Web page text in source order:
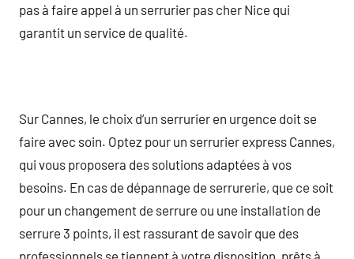
pas à faire appel à un serrurier pas cher Nice qui
garantit un service de qualité.
Sur Cannes, le choix d’un serrurier en urgence doit se
faire avec soin. Optez pour un serrurier express Cannes,
qui vous proposera des solutions adaptées à vos
besoins. En cas de dépannage de serrurerie, que ce soit
pour un changement de serrure ou une installation de
serrure 3 points, il est rassurant de savoir que des
professionnels se tiennent à votre disposition, prêts à